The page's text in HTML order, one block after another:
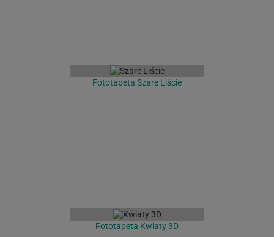
Fototapeta Szare Liście
Fototapeta Kwiaty 3D